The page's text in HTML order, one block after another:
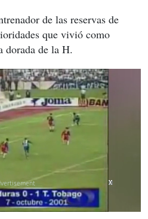
de las reservas de
que vivió como
dorada de la H.
X
X
X
X
X
X